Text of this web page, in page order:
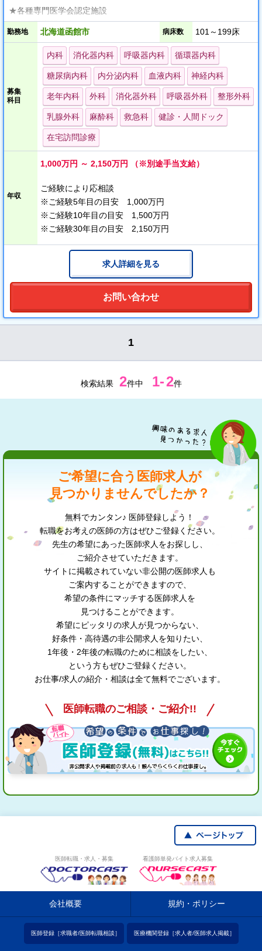
★各種専門医学会認定施設
★紹介型専門外来を行っております。
★医師が診療に専念できる環境づくりを目的に、平成24年4月よ
り、「メディカルサポート係」を立ち上げました。
全国的にも珍しい地域医療支援病院・開放型病院・紹介型病院で
ある当院で一緒に働きませんか？
当院は「地域医療連携センター・クローバー」が窓口となり予約
外来を行っております。
医師会病院にご興味のある先生、診療科を問わずにまずはお気軽
にご一報ください。
お待ちしております！！
勤務地 北海道函館市 病床数 101～199床
募集
科目
内科 消化器内科 呼吸器内科 循環器内科
糖尿病内科 内分泌内科 血液内科 神経内科
老年内科 外科 消化器外科 呼吸器外科 整形外科
乳腺外科 麻酔科 救急科 健診・人間ドック
在宅訪問診療
年収
1,000万円 ～ 2,150万円 （※別途手当支給）
ご経験により応相談
※ご経験5年目の目安 1,000万円
※ご経験10年目の目安 1,500万円
※ご経験30年目の目安 2,150万円
求人詳細を見る
お問い合わせ
1
検索結果 2件中 1-2件
ご希望に合う医師求人が
見つかりませんでしたか？
無料でカンタン♪ 医師登録しよう！
転職をお考えの医師の方はぜひご登録ください。
先生の希望にあった医師求人をお探しし、
ご紹介させていただきます。
サイトに掲載されていない非公開の医師求人も
ご案内することができますので、
希望の条件にマッチする医師求人を
見つけることができます。
希望にピッタリの求人が見つからない、
好条件・高待遇の非公開求人を知りたい、
1年後・2年後の転職のために相談をしたい、
という方もぜひご登録ください。
お仕事/求人の紹介・相談は全て無料でございます。
医師転職のご相談・ご紹介!!
医師転職・求人・募集 看護師単発バイト求人募集
会社概要 規約・ポリシー
医師登録［求職者/医師転職相談］ 医療機関登録［求人者/医師求人掲載］